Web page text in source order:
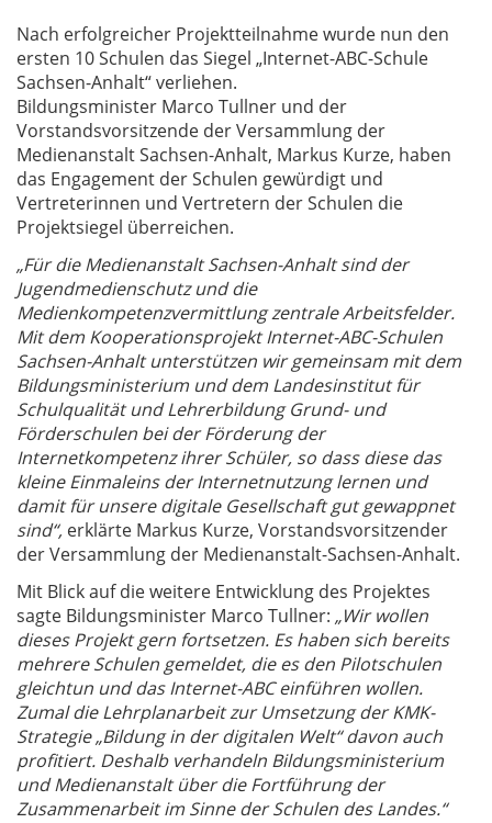
Nach erfolgreicher Projektteilnahme wurde nun den
ersten 10 Schulen das Siegel „Internet-ABC-Schule
Sachsen-Anhalt“ verliehen.
Bildungsminister Marco Tullner und der
Vorstandsvorsitzende der Versammlung der
Medienanstalt Sachsen-Anhalt, Markus Kurze, haben
das Engagement der Schulen gewürdigt und
Vertreterinnen und Vertretern der Schulen die
Projektsiegel überreichen.
„Für die Medienanstalt Sachsen-Anhalt sind der
Jugendmedienschutz und die
Medienkompetenzvermittlung zentrale Arbeitsfelder.
Mit dem Kooperationsprojekt Internet-ABC-Schulen
Sachsen-Anhalt unterstützen wir gemeinsam mit dem
Bildungsministerium und dem Landesinstitut für
Schulqualität und Lehrerbildung Grund- und
Förderschulen bei der Förderung der
Internetkompetenz ihrer Schüler, so dass diese das
kleine Einmaleins der Internetnutzung lernen und
damit für unsere digitale Gesellschaft gut gewappnet
sind“, erklärte Markus Kurze, Vorstandsvorsitzender
der Versammlung der Medienanstalt-Sachsen-Anhalt.
Mit Blick auf die weitere Entwicklung des Projektes
sagte Bildungsminister Marco Tullner: „Wir wollen
dieses Projekt gern fortsetzen. Es haben sich bereits
mehrere Schulen gemeldet, die es den Pilotschulen
gleichtun und das Internet-ABC einführen wollen.
Zumal die Lehrplanarbeit zur Umsetzung der KMK-
Strategie „Bildung in der digitalen Welt“ davon auch
profitiert. Deshalb verhandeln Bildungsministerium
und Medienanstalt über die Fortführung der
Zusammenarbeit im Sinne der Schulen des Landes.“